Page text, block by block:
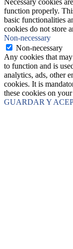
Necessary cookies
function properly.
basic functionalities
cookies do not store
Non-necessary
Non-necessary
Any cookies that
to function and is
analytics, ads, other
cookies. It is
these cookies on
GUARDAR Y